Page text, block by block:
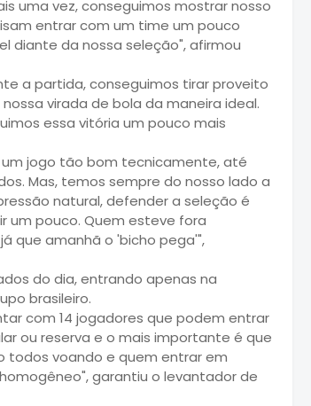
uma vez, conseguimos mostrar nosso
entrar com um time um pouco
diante da nossa seleção", afirmou
a partida, conseguimos tirar proveito
virada de bola da maneira ideal.
essa vitória um pouco mais
um jogo tão bom tecnicamente, até
Mas, temos sempre do nosso lado a
natural, defender a seleção é
um pouco. Quem esteve fora
que amanhã o 'bicho pega'",
do dia, entrando apenas na
brasileiro.
com 14 jogadores que podem entrar
ou reserva e o mais importante é que
todos voando e quem entrar em
garantiu o levantador de